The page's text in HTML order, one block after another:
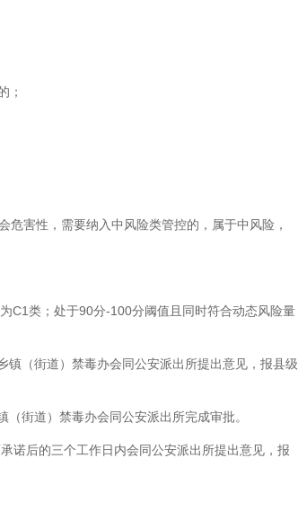
；
害性，需要纳入中风险类管控的，属于中风险，
C1类；处于90分-100分阈值且同时符合动态风险量
（街道）禁毒办会同公安派出所提出意见，报县级
街道）禁毒办会同公安派出所完成审批。
诺后的三个工作日内会同公安派出所提出意见，报